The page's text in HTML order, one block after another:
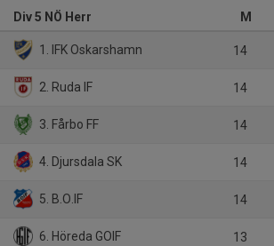
Div 5 NÖ Herr M
1. IFK Oskarshamn 14
2. Ruda IF 14
3. Fårbo FF 14
4. Djursdala SK 14
5. B.O.IF 14
6. Höreda GOIF 13